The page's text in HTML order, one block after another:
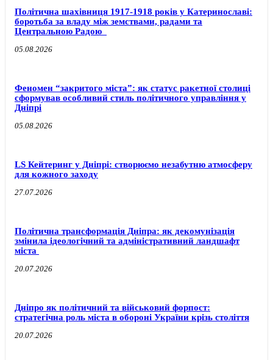
Політична шахівниця 1917-1918 років у Катеринославі:
боротьба за владу між земствами, радами та
Центральною Радою
05.08.2026
Феномен “закритого міста”: як статус ракетної столиці
сформував особливий стиль політичного управління у
Дніпрі
05.08.2026
LS Кейтеринг у Дніпрі: створюємо незабутню атмосферу
для кожного заходу
27.07.2026
Політична трансформація Дніпра: як декомунізація
змінила ідеологічний та адміністративний ландшафт
міста
20.07.2026
Дніпро як політичний та військовий форпост:
стратегічна роль міста в обороні України крізь століття
20.07.2026